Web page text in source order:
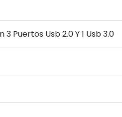
Puertos Usb 2.0 Y 1 Usb 3.0